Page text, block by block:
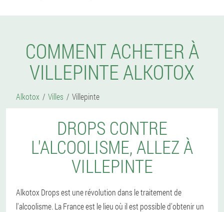
COMMENT ACHETER À
VILLEPINTE ALKOTOX
Alkotox Villes Villepinte
DROPS CONTRE
L'ALCOOLISME, ALLEZ À
VILLEPINTE
Alkotox Drops est une révolution dans le traitement de
l'alcoolisme. La France est le lieu où il est possible d'obtenir un